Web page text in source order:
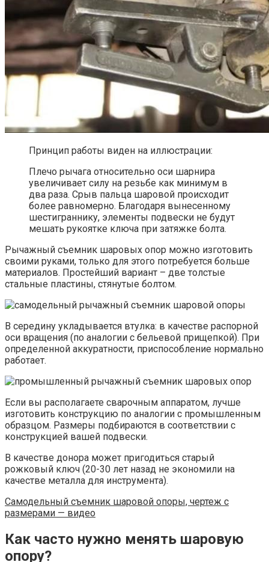
Принцип работы виден на иллюстрации:
Плечо рычага относительно оси шарнира
увеличивает силу на резьбе как минимум в
два раза. Срыв пальца шаровой происходит
более равномерно. Благодаря вынесенному
шестиграннику, элементы подвески не будут
мешать рукоятке ключа при затяжке болта.
Рычажный съемник шаровых опор можно изготовить
своими руками, только для этого потребуется больше
материалов. Простейший вариант – две толстые
стальные пластины, стянутые болтом.
В середину укладывается втулка: в качестве распорной
оси вращения (по аналогии с бельевой прищепкой). При
определенной аккуратности, приспособление нормально
работает.
Если вы располагаете сварочным аппаратом, лучше
изготовить конструкцию по аналогии с промышленным
образцом. Размеры подбираются в соответствии с
конструкцией вашей подвески.
В качестве донора может пригодиться старый
рожковый ключ (20-30 лет назад не экономили на
качестве металла для инструмента).
Самодельный съемник шаровой опоры, чертеж с
размерами — видео
Как часто нужно менять шаровую
опору?